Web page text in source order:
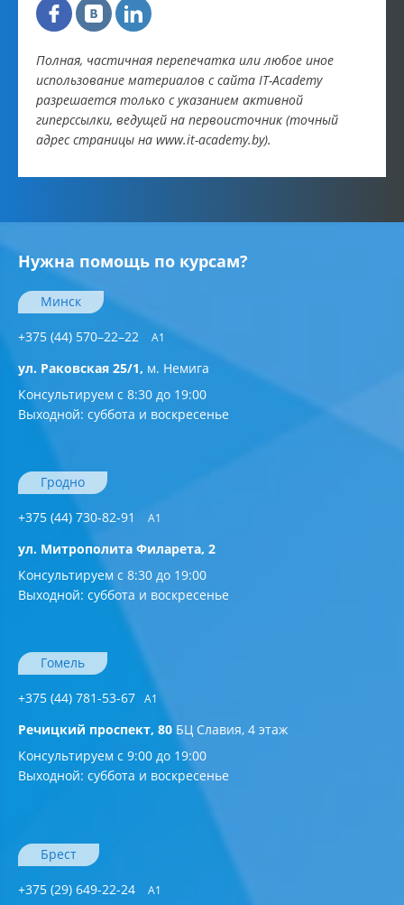
Полная, частичная перепечатка или любое иное
использование материалов с сайта IT-Academy
разрешается только с указанием активной
гиперссылки, ведущей на первоисточник (точный
адрес страницы на www.it-academy.by).
Нужна помощь по курсам?
Минск
+375 (44) 570–22–22 A1
ул. Раковская 25/1, м. Немига
Консультируем с 8:30 до 19:00
Выходной: суббота и воскресенье
Гродно
+375 (44) 730-82-91 A1
ул. Митрополита Филарета, 2
Консультируем с 8:30 до 19:00
Выходной: суббота и воскресенье
Гомель
+375 (44) 781-53-67 A1
Речицкий проспект, 80 БЦ Славия, 4 этаж
Консультируем с 9:00 до 19:00
Выходной: суббота и воскресенье
Брест
+375 (29) 649-22-24 А1